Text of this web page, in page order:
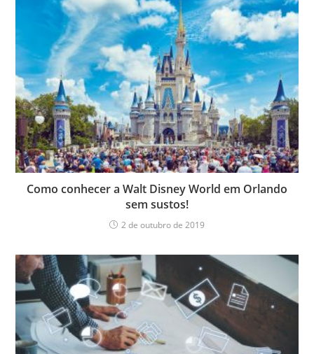
Como conhecer a Walt Disney World em Orlando
sem sustos!
2 de outubro de 2019